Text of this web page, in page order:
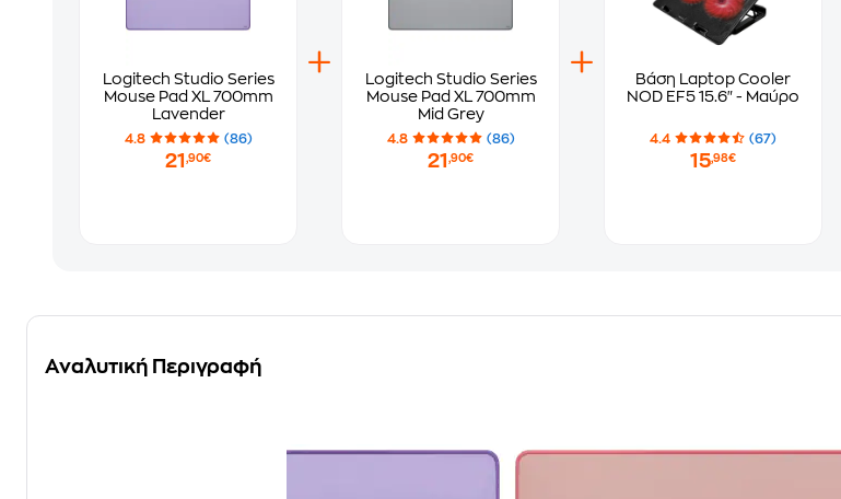
Logitech Studio Series
Mouse Pad XL 700mm
Lavender
4.8 (86)
21 ,90€
Logitech Studio Series
Mouse Pad XL 700mm
Mid Grey
4.8 (86)
21 ,90€
Βάση Laptop Cooler
NOD EF5 15.6" - Μαύρο
4.4 (67)
15,98€
Αναλυτική Περιγραφή